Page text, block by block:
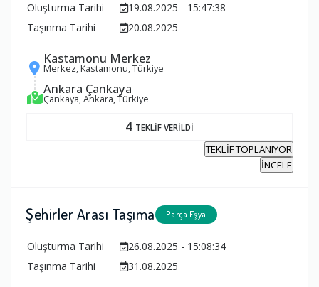
Oluşturma Tarihi
19.08.2025 - 15:47:38
Taşınma Tarihi
20.08.2025
Kastamonu Merkez
Merkez, Kastamonu, Türkiye
Ankara Çankaya
Çankaya, Ankara, Türkiye
4 TEKLİF VERİLDİ
TEKLİF TOPLANIYOR
İNCELE
Şehirler Arası Taşıma Parça Eşya
Oluşturma Tarihi
26.08.2025 - 15:08:34
Taşınma Tarihi
31.08.2025